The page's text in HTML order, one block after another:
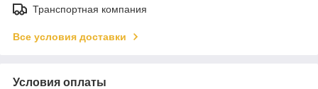
Транспортная компания
Все условия доставки
Условия оплаты